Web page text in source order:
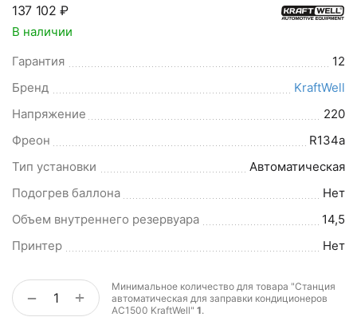
137 102 ₽
В наличии
Гарантия
12
Бренд
KraftWell
Напряжение
220
Фреон
R134a
Тип установки
Автоматическая
Подогрев баллона
Нет
Объем внутреннего резервуара
14,5
Принтер
Нет
+
−
Минимальное количество для товара "Станция
автоматическая для заправки кондиционеров
AC1500 KraftWell" 1.